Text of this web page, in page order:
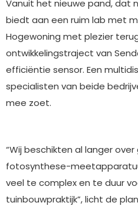
Vanuit het nieuwe pand, dat
biedt aan een ruim lab met
Hogewoning met plezier
ontwikkelingstraject van
efficiëntie sensor. Een
specialisten van beide
mee zoet.
“Wij beschikten al langer
fotosynthese-
veel te complex en te duur
tuinbouwpraktijk”, licht de